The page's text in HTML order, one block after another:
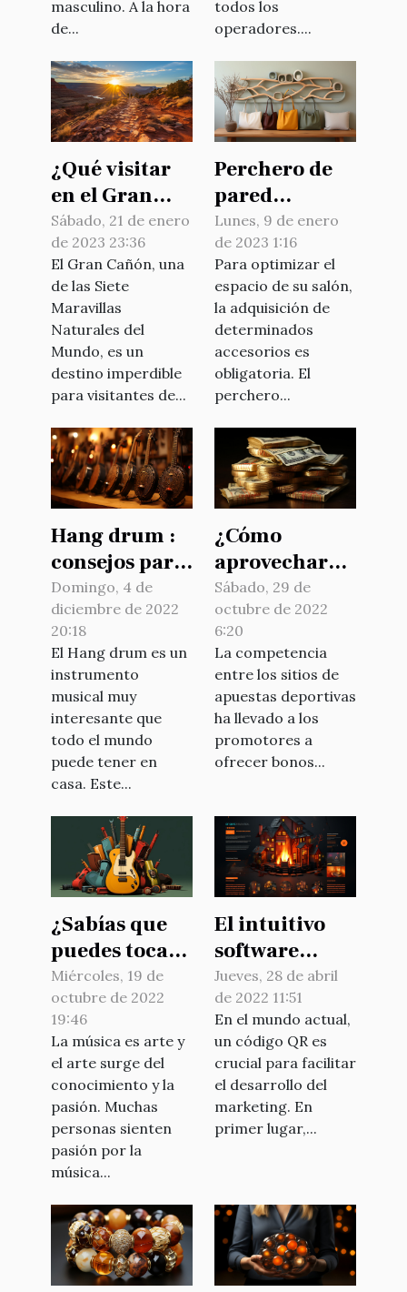
masculino. A la hora
de...
todos los
operadores....
¿Qué visitar
en el Gran
Cañón ?
Sábado, 21 de enero
de 2023 23:36
El Gran Cañón, una
de las Siete
Maravillas
Naturales del
Mundo, es un
destino imperdible
para visitantes de...
Perchero de
pared
minimalista
de madera:
¿por qué
optar por este
accesorio?
Lunes, 9 de enero
de 2023 1:16
Para optimizar el
espacio de su salón,
la adquisición de
determinados
accesorios es
obligatoria. El
perchero...
Hang drum :
consejos para
una buena
elección
Domingo, 4 de
diciembre de 2022
20:18
El Hang drum es un
instrumento
musical muy
interesante que
todo el mundo
puede tener en
casa. Este...
¿Cómo
aprovechar
los bonos de
los sitios de
apuestas
deportivas?
Sábado, 29 de
octubre de 2022
6:20
La competencia
entre los sitios de
apuestas deportivas
ha llevado a los
promotores a
ofrecer bonos...
¿Sabías que
puedes tocar
la guitarra?
Miércoles, 19 de
octubre de 2022
19:46
La música es arte y
el arte surge del
conocimiento y la
pasión. Muchas
personas sienten
pasión por la
música...
El intuitivo
software
gratuito de
creación de
códigos QR
online
Jueves, 28 de abril
de 2022 11:51
En el mundo actual,
un código QR es
crucial para facilitar
el desarrollo del
marketing. En
primer lugar,...